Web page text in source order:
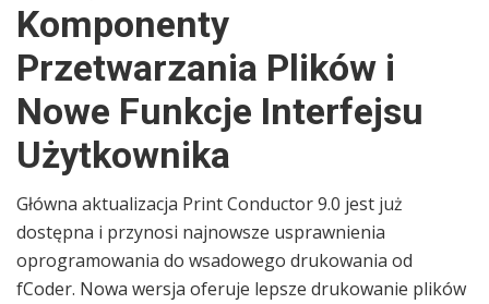
Komponenty
Przetwarzania Plików i
Nowe Funkcje Interfejsu
Użytkownika
Główna aktualizacja Print Conductor 9.0 jest już
dostępna i przynosi najnowsze usprawnienia
oprogramowania do wsadowego drukowania od
fCoder. Nowa wersja oferuje lepsze drukowanie plików